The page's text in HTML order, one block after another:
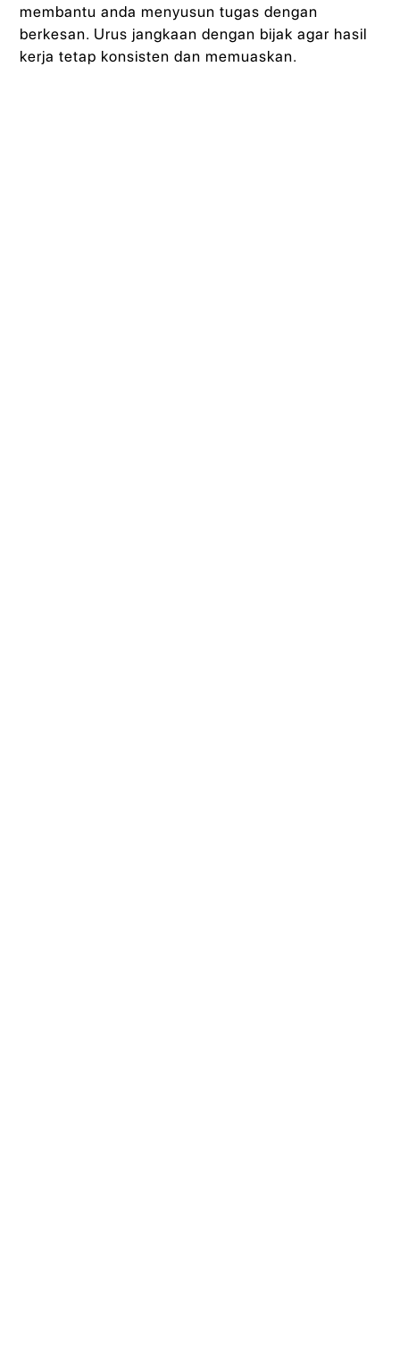
membantu anda menyusun tugas dengan
berkesan. Urus jangkaan dengan bijak agar hasil
kerja tetap konsisten dan memuaskan.